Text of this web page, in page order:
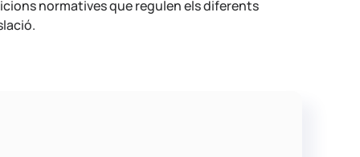
normatives que regulen els diferents